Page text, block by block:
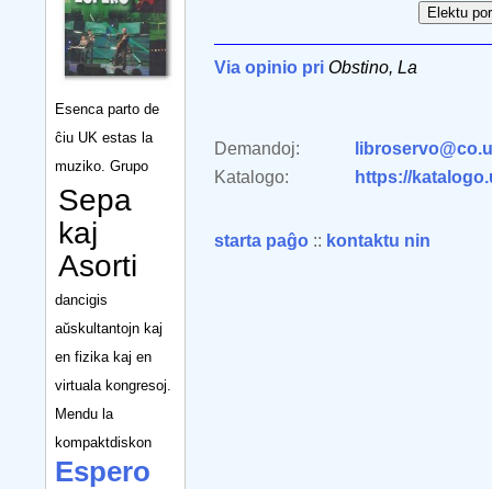
Esenca parto de
ĉiu UK estas la
muziko. Grupo
Sepa
kaj
Asorti
dancigis
aŭskultantojn kaj
en fizika kaj en
virtuala kongresoj.
Mendu la
kompaktdiskon
Espero
Via opinio pri Obstino, La
Demandoj:
Katalogo:
https://
starta paĝo :: kontaktu nin